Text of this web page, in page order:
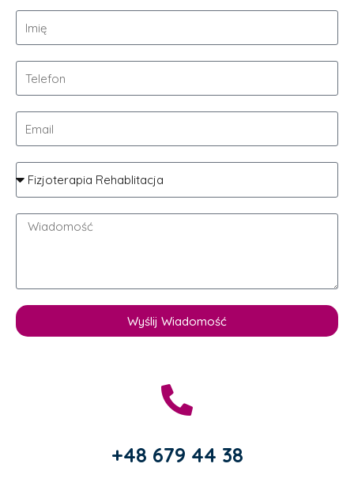
Wyślij Wiadomość
+48 679 44 38